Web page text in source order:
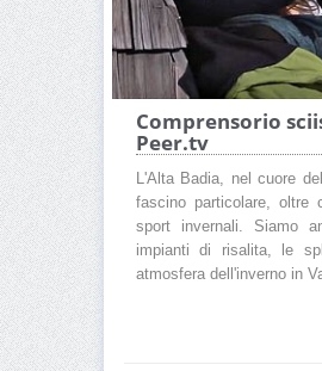
Comprensorio
Peer.tv
L'Alta Badia, nel cuore
fascino particolare, oltre
sport invernali. Siamo
impianti di risalita, le
atmosfera dell'inverno in